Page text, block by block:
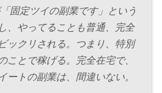
固定ツイの副業です」という
、やってることも普通、完全
ックリされる。つまり、特別
ことで稼げる。完全在宅で、
ートの副業は、間違いない。